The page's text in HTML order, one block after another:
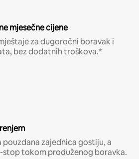
mjesečne cijene
za dugoročni boravak i
bez dodatnih troškova.*
pouzdana zajednica gostiju, a
stop tokom produženog boravka.